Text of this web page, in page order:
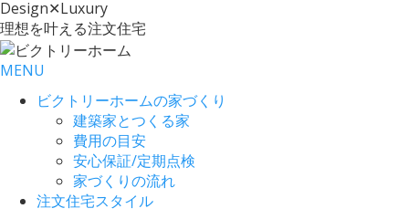
Design✕Luxury
理想を叶える注文住宅
MENU
ビクトリーホームの家づくり
建築家とつくる家
費用の目安
安心保証/定期点検
家づくりの流れ
注文住宅スタイル